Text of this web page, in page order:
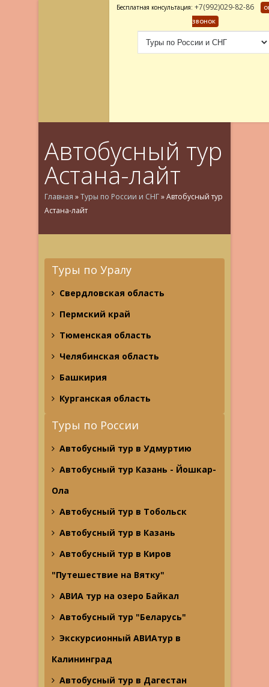
Бесплатная консультация: +7(992)029-82-86
ЗВОНОК
Автобусный тур
Астана-лайт
Главная »Туры по России и СНГ»Автобусный тур
Астана-лайт
Туры по Уралу
Свердловская область
Пермский край
Тюменская область
Челябинская область
Башкирия
Курганская область
Туры по России
Автобусный тур в Удмуртию
Автобусный тур Казань - Йошкар-
Ола
Автобусный тур в Тобольск
Автобусный тур в Казань
Автобусный тур в Киров
"Путешествие на Вятку"
АВИА тур на озеро Байкал
Автобусный тур "Беларусь"
Экскурсионный АВИАтур в
Калининград
Автобусный тур в Дагестан